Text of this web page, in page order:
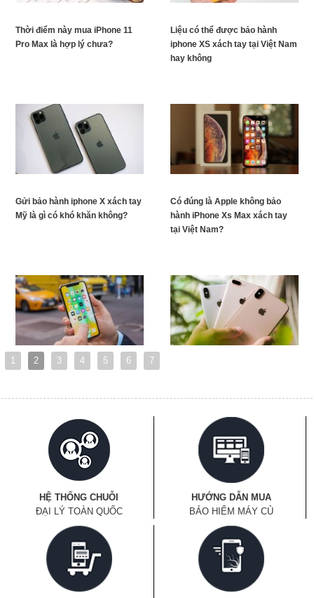
Thời điểm này mua iPhone 11
Pro Max là hợp lý chưa?
Liệu có thể được bảo hành
iphone XS xách tay tại Việt Nam
hay không
Gửi bảo hành iphone X xách tay
Mỹ là gì có khó khăn không?
Có đúng là Apple không bảo
hành iPhone Xs Max xách tay
tại Việt Nam?
1 2 3 4 5 6 7
HỆ THỐNG CHUỖI
ĐẠI LÝ TOÀN QUỐC
HƯỚNG DẪN MUA
BẢO HIỂM MÁY CỦ